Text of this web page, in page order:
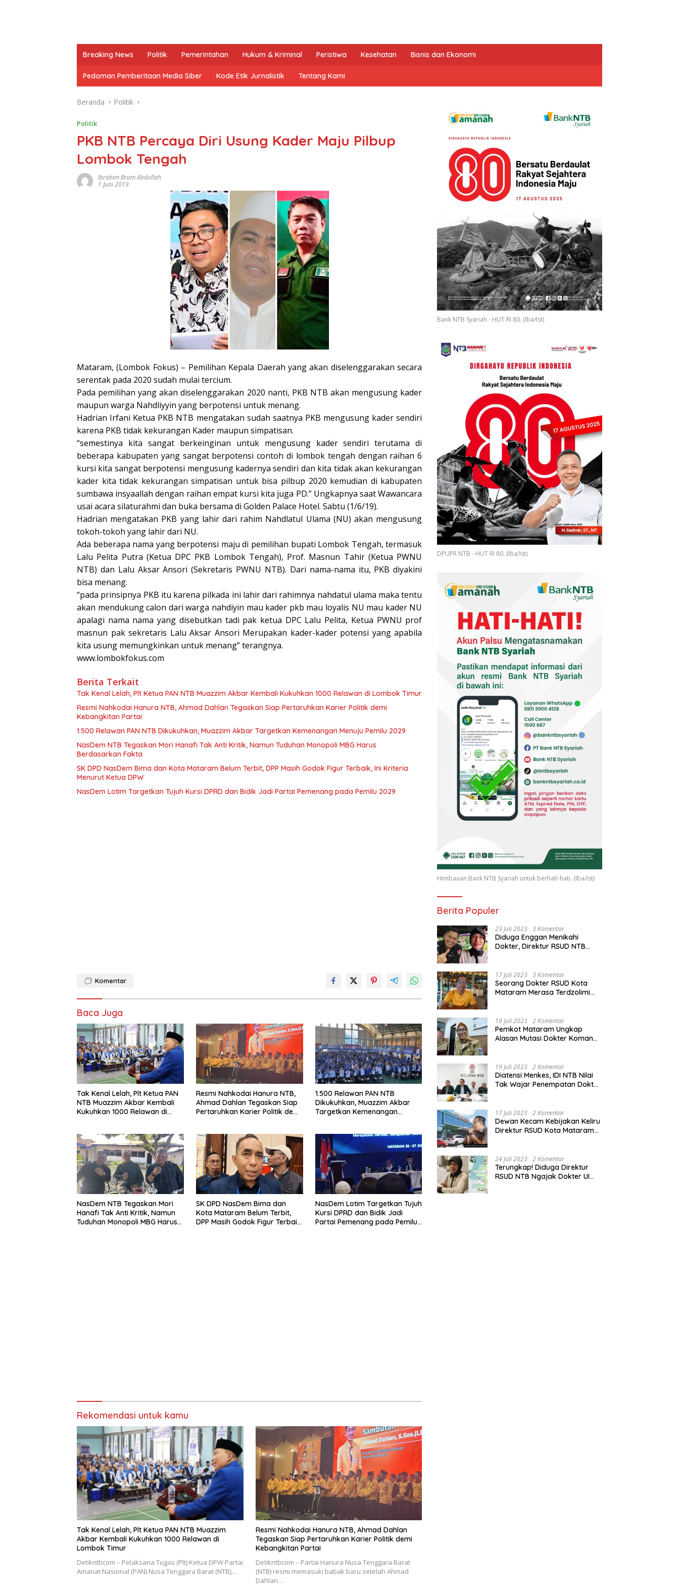
Breaking News Politik Pemerintahan Hukum & Kriminal Peristiwa Kesehatan Bisnis dan Ekonomi
Pedoman Pemberitaan Media Siber Kode Etik Jurnalistik Tentang Kami
Beranda Politik
Politik
PKB NTB Percaya Diri Usung Kader Maju Pilbup
Lombok Tengah
Ibrahim Bram Abdollah
1 Juni 2019
Mataram, (Lombok Fokus) – Pemilihan Kepala Daerah yang akan diselenggarakan secara
serentak pada 2020 sudah mulai tercium.
Pada pemilihan yang akan diselenggarakan 2020 nanti, PKB NTB akan mengusung kader
maupun warga Nahdliyyin yang berpotensi untuk menang.
Hadrian Irfani Ketua PKB NTB mengatakan sudah saatnya PKB mengusung kader sendiri
karena PKB tidak kekurangan Kader maupun simpatisan.
“semestinya kita sangat berkeinginan untuk mengusung kader sendiri terutama di
beberapa kabupaten yang sangat berpotensi contoh di lombok tengah dengan raihan 6
kursi kita sangat berpotensi mengusung kadernya sendiri dan kita tidak akan kekurangan
kader kita tidak kekurangan simpatisan untuk bisa pilbup 2020 kemudian di kabupaten
sumbawa insyaallah dengan raihan empat kursi kita juga PD.” Ungkapnya saat Wawancara
usai acara silaturahmi dan buka bersama di Golden Palace Hotel. Sabtu (1/6/19).
Hadrian mengatakan PKB yang lahir dari rahim Nahdlatul Ulama (NU) akan mengusung
tokoh-tokoh yang lahir dari NU.
Ada beberapa nama yang berpotensi maju di pemilihan bupati Lombok Tengah, termasuk
Lalu Pelita Putra (Ketua DPC PKB Lombok Tengah), Prof. Masnun Tahir (Ketua PWNU
NTB) dan Lalu Aksar Ansori (Sekretaris PWNU NTB). Dari nama-nama itu, PKB diyakini
bisa menang.
“pada prinsipnya PKB itu karena pilkada ini lahir dari rahimnya nahdatul ulama maka tentu
akan mendukung calon dari warga nahdiyin mau kader pkb mau loyalis NU mau kader NU
apalagi nama nama yang disebutkan tadi pak ketua DPC Lalu Pelita, Ketua PWNU prof
masnun pak sekretaris Lalu Aksar Ansori Merupakan kader-kader potensi yang apabila
kita usung memungkinkan untuk menang” terangnya.
www.lombokfokus.com
Berita Terkait
Tak Kenal Lelah, Plt Ketua PAN NTB Muazzim Akbar Kembali Kukuhkan 1000 Relawan di Lombok Timur
Resmi Nahkodai Hanura NTB, Ahmad Dahlan Tegaskan Siap Pertaruhkan Karier Politik demi
Kebangkitan Partai
1.500 Relawan PAN NTB Dikukuhkan, Muazzim Akbar Targetkan Kemenangan Menuju Pemilu 2029
NasDem NTB Tegaskan Mori Hanafi Tak Anti Kritik, Namun Tuduhan Monopoli MBG Harus
Berdasarkan Fakta
SK DPD NasDem Bima dan Kota Mataram Belum Terbit, DPP Masih Godok Figur Terbaik, Ini Kriteria
Menurut Ketua DPW
NasDem Lotim Targetkan Tujuh Kursi DPRD dan Bidik Jadi Partai Pemenang pada Pemilu 2029
Komentar
Baca Juga
Tak Kenal Lelah, Plt Ketua PAN
NTB Muazzim Akbar Kembali
Kukuhkan 1000 Relawan di
Resmi Nahkodai Hanura NTB,
Ahmad Dahlan Tegaskan Siap
Pertaruhkan Karier Politik demi
1.500 Relawan PAN NTB
Dikukuhkan, Muazzim Akbar
Targetkan Kemenangan
NasDem NTB Tegaskan Mori
Hanafi Tak Anti Kritik, Namun
Tuduhan Monopoli MBG Harus
SK DPD NasDem Bima dan
Kota Mataram Belum Terbit,
DPP Masih Godok Figur Terbaik,
NasDem Lotim Targetkan Tujuh
Kursi DPRD dan Bidik Jadi
Partai Pemenang pada Pemilu
Rekomendasi untuk kamu
Tak Kenal Lelah, Plt Ketua PAN NTB Muazzim
Akbar Kembali Kukuhkan 1000 Relawan di
Lombok Timur
Detikntbcom – Pelaksana Tugas (Plt) Ketua DPW Partai
Amanat Nasional (PAN) Nusa Tenggara Barat (NTB),…
Resmi Nahkodai Hanura NTB, Ahmad Dahlan
Tegaskan Siap Pertaruhkan Karier Politik demi
Kebangkitan Partai
Detikntbcom – Partai Hanura Nusa Tenggara Barat
(NTB) resmi memasuki babak baru setelah Ahmad
Dahlan…
Bank NTB Syariah - HUT RI 80. (Iba/Ist)
DPUPR NTB - HUT RI 80. (Iba/Ist)
Himbauan Bank NTB Syariah untuk berhati-hati. (Iba/Ist)
Berita Populer
23 Juli 2023 3 Komentar
Diduga Enggan Menikahi
Dokter, Direktur RSUD NTB
17 Juli 2023 3 Komentar
Seorang Dokter RSUD Kota
Mataram Merasa Terdzolimi
19 Juli 2023 2 Komentar
Pemkot Mataram Ungkap
Alasan Mutasi Dokter Komang
19 Juli 2023 2 Komentar
Diatensi Menkes, IDI NTB Nilai
Tak Wajar Penempatan Dokter
17 Juli 2023 2 Komentar
Dewan Kecam Kebijakan Keliru
Direktur RSUD Kota Mataram
24 Juli 2023 2 Komentar
Terungkap! Diduga Direktur
RSUD NTB Ngajak Dokter UI